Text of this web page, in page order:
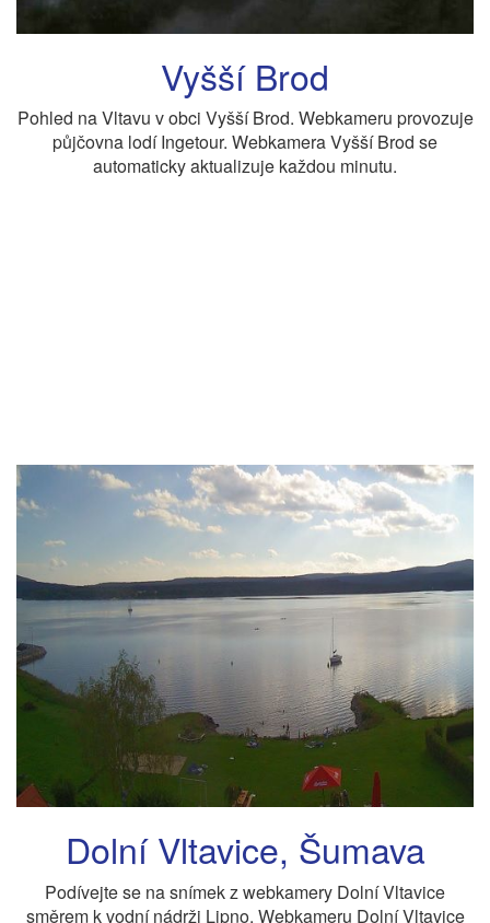
Vyšší Brod
Pohled na Vltavu v obci Vyšší Brod. Webkameru provozuje
půjčovna lodí Ingetour. Webkamera Vyšší Brod se
automaticky aktualizuje každou minutu.
Dolní Vltavice, Šumava
Podívejte se na snímek z webkamery Dolní Vltavice
směrem k vodní nádrži Lipno. Webkameru Dolní Vltavice